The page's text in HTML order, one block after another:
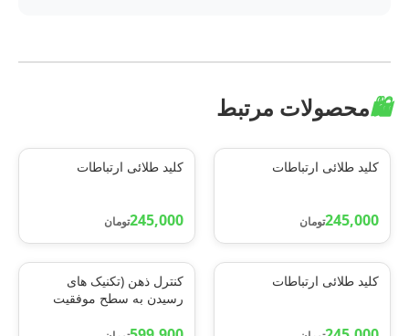
🛍️محصولات مرتبط
کلید طلائی ارتباطات
245,000تومان
کلید طلائی ارتباطات
245,000تومان
کلید طلائی ارتباطات
کنترل ذهن (تکنیک های
رسیدن به سطح موفقیت